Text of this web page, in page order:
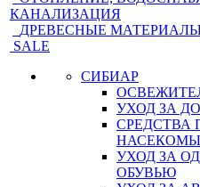
КАНАЛИЗАЦИЯ
ДРЕВЕСНЫЕ
SALE
СИБИАР
УХОД ЗА
СРЕДСТВА
УХОД ЗА
ОБУВЬЮ